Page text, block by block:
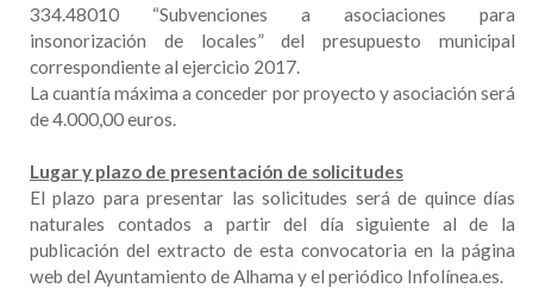
334.48010 “Subvenciones a asociaciones para
insonorización de locales” del presupuesto municipal
correspondiente al ejercicio 2017.
La cuantía máxima a conceder por proyecto y asociación será
de 4.000,00 euros.
Lugar y plazo de presentación de solicitudes
El plazo para presentar las solicitudes será de quince días
naturales contados a partir del día siguiente al de la
publicación del extracto de esta convocatoria en la página
web del Ayuntamiento de Alhama y el periódico Infolínea.es.